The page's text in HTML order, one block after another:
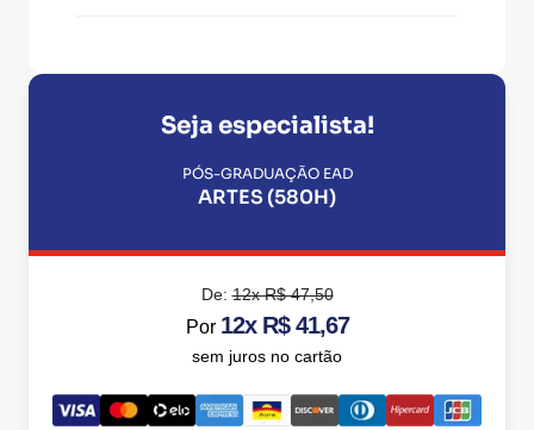
Seja especialista!
PÓS-GRADUAÇÃO EAD
ARTES (580H)
De:12x R$ 47,50
Por 12x R$ 41,67
sem juros no cartão